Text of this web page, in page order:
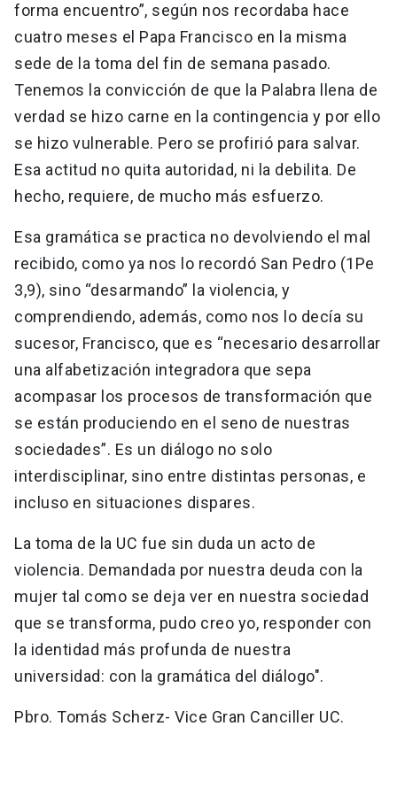
forma encuentro”, según nos recordaba hace
cuatro meses el Papa Francisco en la misma
sede de la toma del fin de semana pasado.
Tenemos la convicción de que la Palabra llena de
verdad se hizo carne en la contingencia y por ello
se hizo vulnerable. Pero se profirió para salvar.
Esa actitud no quita autoridad, ni la debilita. De
hecho, requiere, de mucho más esfuerzo.
Esa gramática se practica no devolviendo el mal
recibido, como ya nos lo recordó San Pedro (1Pe
3,9), sino “desarmando” la violencia, y
comprendiendo, además, como nos lo decía su
sucesor, Francisco, que es “necesario desarrollar
una alfabetización integradora que sepa
acompasar los procesos de transformación que
se están produciendo en el seno de nuestras
sociedades”. Es un diálogo no solo
interdisciplinar, sino entre distintas personas, e
incluso en situaciones dispares.
La toma de la UC fue sin duda un acto de
violencia. Demandada por nuestra deuda con la
mujer tal como se deja ver en nuestra sociedad
que se transforma, pudo creo yo, responder con
la identidad más profunda de nuestra
universidad: con la gramática del diálogo".
Pbro. Tomás Scherz- Vice Gran Canciller UC.